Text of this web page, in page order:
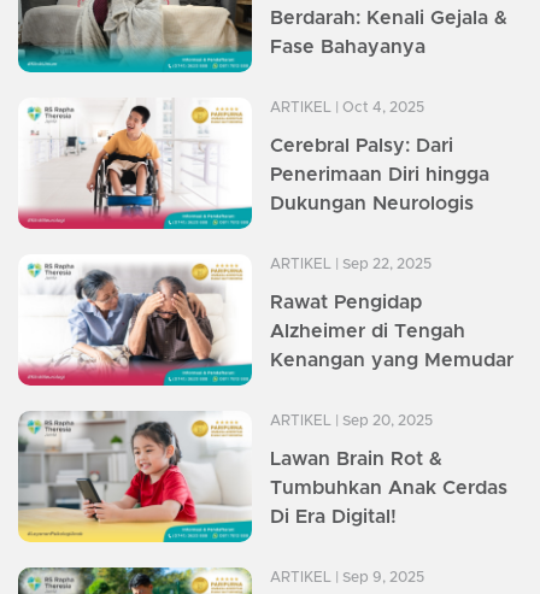
Berdarah: Kenali Gejala &
Fase Bahayanya
ARTIKEL | Oct 4, 2025
Cerebral Palsy: Dari
Penerimaan Diri hingga
Dukungan Neurologis
ARTIKEL | Sep 22, 2025
Rawat Pengidap
Alzheimer di Tengah
Kenangan yang Memudar
ARTIKEL | Sep 20, 2025
Lawan Brain Rot &
Tumbuhkan Anak Cerdas
Di Era Digital!
ARTIKEL | Sep 9, 2025